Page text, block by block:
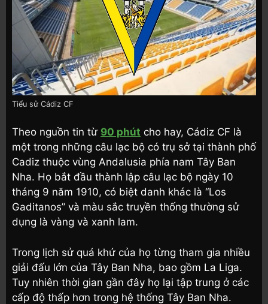
Tiểu sử Cádiz CF
Theo nguồn tin từ 90 phút cho hay, Cádiz CF là
một trong những câu lạc bộ có trụ sở tại thành phố
Cadiz thuộc vùng Andalusia phía nam Tây Ban
Nha. Họ bắt đầu thành lập câu lạc bộ ngày 10
tháng 9 năm 1910, có biệt danh khác là “Los
Gaditanos” và màu sắc truyền thống thường sử
dụng là vàng và xanh lam.
Trong lịch sử quá khứ của họ từng tham gia nhiều
giải đấu lớn của Tây Ban Nha, bao gồm La Liga.
Tuy nhiên thời gian gần đây họ lại tập trung ở các
cấp độ thấp hơn trong hệ thống Tây Ban Nha.